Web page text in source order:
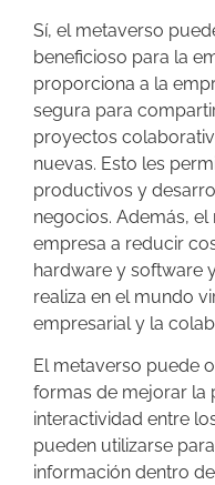
Sí, el metaverso
beneficioso para la
proporciona a la
segura para
proyectos
nuevas. Esto les
productivos y
negocios. Además,
empresa a reducir
hardware y software
realiza en el mundo
empresarial y la
El metaverso puede
formas de mejorar la
interactividad entre
pueden utilizarse
información dentro